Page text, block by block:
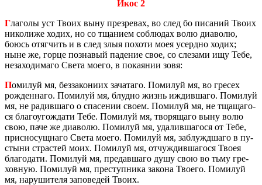
Икос 2
Гла­го­лы уст Твоих выну пре­зре­вах, во след бо пи­са­ний Твоих
ни­ко­ли­же ходих, но со тща­ни­ем со­блю­дах волю диа­во­лю,
боюсь отяг­чить и в след злыя по­хо­ти моея усерд­но ходих;
ныне же, горце по­зна­вый па­де­ние свое, со сле­за­ми ищу Тебе,
неза­хо­ди­ма­го Света моего, в по­ка­я­нии зовя:
Поми­луй мя, без­за­ко­ни­их за­ча­та­го. По­ми­луй мя, во гре­сех
рож­ден­на­го. По­ми­луй мя, блуд­но жизнь иждив­ша­го. По­ми­луй
мя, не ра­див­ша­го о спа­се­нии своем. По­ми­луй мя, не тща­ща­го­
ся бла­го­уго­жда­ти Тебе. По­ми­луй мя, тво­ря­ща­го выну волю
свою, паче же диа­во­лю. По­ми­луй мя, уда­лив­ша­го­ся от Тебе,
прис­но­сущ­на­го Света моего. По­ми­луй мя, за­блужд­ша­го в пу­
сты­ни стра­стей моих. По­ми­луй мя, от­чуждив­ша­го­ся Твоея
бла­го­да­ти. По­ми­луй мя, пре­дав­ша­го душу свою во тьму гре­
хов­ную. По­ми­луй мя, пре­ступ­ни­ка за­ко­на Тво­е­го. По­ми­луй
мя, на­ру­ши­те­ля за­по­ве­дей Твоих.